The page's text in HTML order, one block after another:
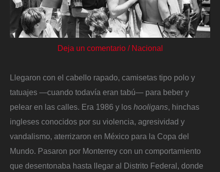
Deja un comentario / Nacional
Llegaron con el cabello rapado, camisetas tipo polo y
tatuajes —cuando todavía eran tabú— para beber y
pelear en las calles. Era 1986 y los hooligans, hinchas
ingleses conocidos por su violencia, agresividad y
vandalismo, aterrizaron en México para la Copa del
Mundo. Pasaron por Monterrey con un comportamiento
que desentonaba hasta llegar al Distrito Federal, donde